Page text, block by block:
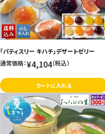
「パティスリー キハチ」デザートゼリー
通常価格：¥4,104（税込）
カートに入れる